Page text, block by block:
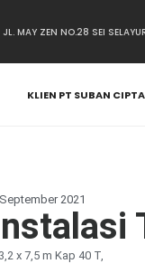
JL. MAY ZEN NO.28 SEI
KLIEN PT SUBAN
2021
x 7,5 m Kap 40 T,